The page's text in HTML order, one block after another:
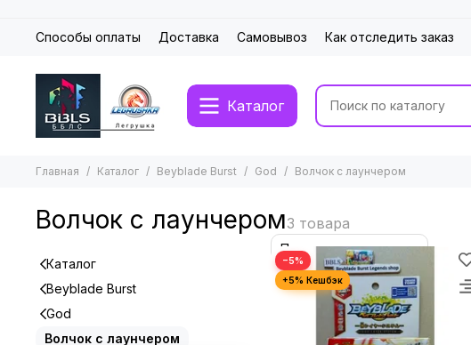
Способы оплаты Доставка Самовывоз Как отследить заказ
Каталог
Главная Каталог Beyblade Burst God Волчок с лаунчером
Волчок с лаунчером
−5%
Каталог
Beyblade Burst
God
Волчок с лаунчером